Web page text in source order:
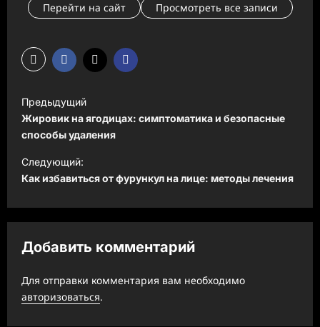
Перейти на сайт Просмотреть все записи
Н
а
в
и
г
а
ц
и
з
Предыдущий
Жировик на ягодицах: симптоматика и безопасные
способы удаления
Следующий:
Как избавиться от фурункул на лице: методы лечения
Добавить комментарий
Для отправки комментария вам необходимо
авторизоваться.